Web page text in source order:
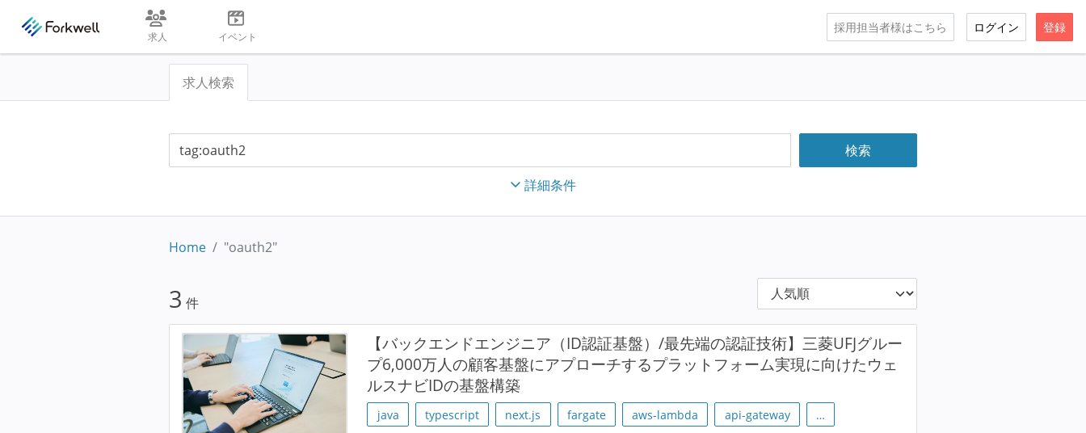
求人 イベント
採用担当者様はこちら ログイン 登録
求人検索
詳細条件
Home "oauth2"
3 件
【バックエンドエンジニア（ID認証基盤）/最先端の認証技術】三菱UFJグルー
プ6,000万人の顧客基盤にアプローチするプラットフォーム実現に向けたウェ
ルスナビIDの基盤構築
java typescript next.js fargate aws-lambda api-gateway …